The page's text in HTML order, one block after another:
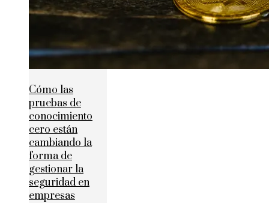
Cómo las
pruebas de
conocimiento
cero están
cambiando la
forma de
gestionar la
seguridad en
empresas